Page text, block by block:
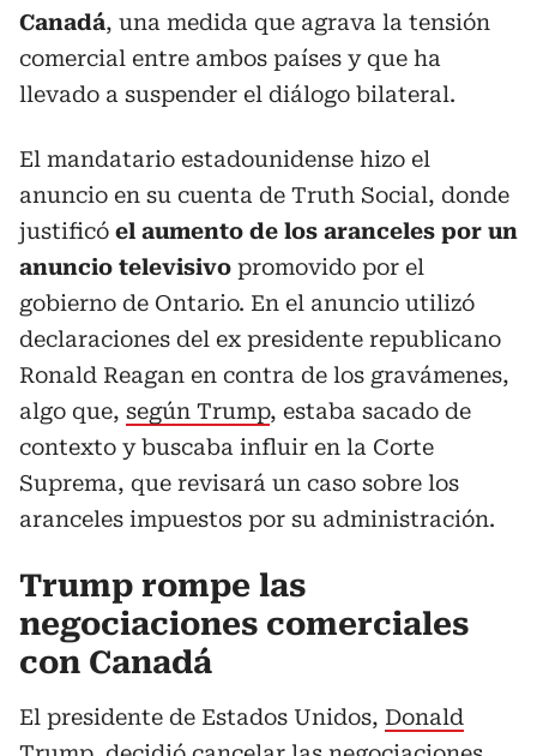
Canadá, una medida que agrava la tensión
comercial entre ambos países y que ha
llevado a suspender el diálogo bilateral.
El mandatario estadounidense hizo el
anuncio en su cuenta de Truth Social, donde
justificó el aumento de los aranceles por un
anuncio televisivo promovido por el
gobierno de Ontario. En el anuncio utilizó
declaraciones del ex presidente republicano
Ronald Reagan en contra de los gravámenes,
algo que, según Trump, estaba sacado de
contexto y buscaba influir en la Corte
Suprema, que revisará un caso sobre los
aranceles impuestos por su administración.
Trump rompe las
negociaciones comerciales
con Canadá
El presidente de Estados Unidos, Donald